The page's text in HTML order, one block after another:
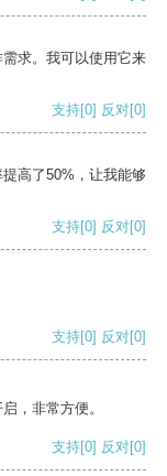
求。我可以使用它来
支持[0] 反对[0]
高了50%，让我能够
支持[0] 反对[0]
支持[0] 反对[0]
，非常方便。
支持[0] 反对[0]